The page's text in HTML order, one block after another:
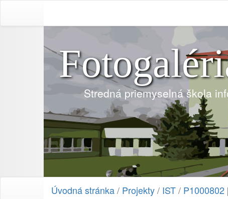
Stredná priemyselná škola
Úvodná stránka/ Projekty/ IST/ P1000802